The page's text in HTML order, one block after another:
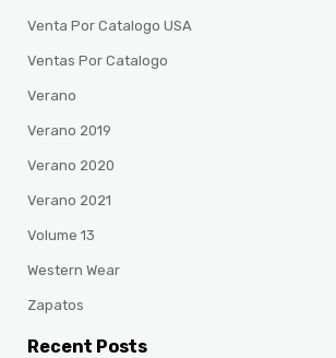
Venta Por Catalogo USA
Ventas Por Catalogo
Verano
Verano 2019
Verano 2020
Verano 2021
Volume 13
Western Wear
Zapatos
Recent Posts